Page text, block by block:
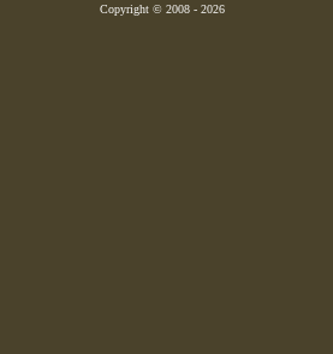
Copyright © 2008 - 2026